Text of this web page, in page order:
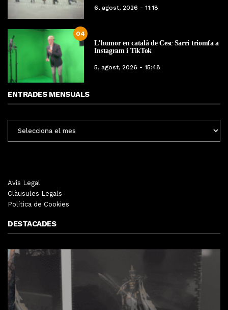
6, agost, 2026 - 11:18
04
L’humor en català de Cesc Sarri triomfa a
Instagram i TikTok
5, agost, 2026 - 15:48
ENTRADES MENSUALS
MENSUALS
Avís Legal
Clàusules Legals
Política de Cookies
DESTACADES